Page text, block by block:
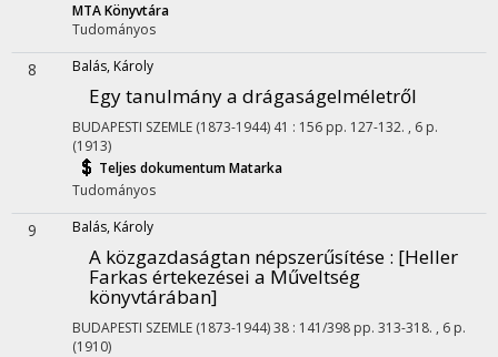
MTA Könyvtára
Tudományos
8 Balás, Károly
Egy tanulmány a drágaságelméletről
BUDAPESTI SZEMLE (1873-1944) 41 : 156 pp. 127-132. , 6 p.
(1913)
Teljes dokumentumMatarka
Tudományos
9 Balás, Károly
A közgazdaságtan népszerűsítése : [Heller
Farkas értekezései a Műveltség
könyvtárában]
BUDAPESTI SZEMLE (1873-1944)38 : 141/398 pp. 313-318. , 6 p.
(1910)